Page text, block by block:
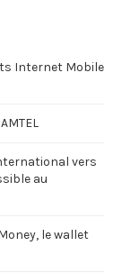
Internet Mobile
vers
au
le wallet